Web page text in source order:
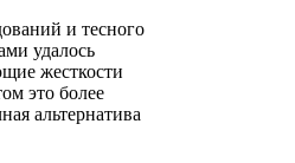
и тесного
удалось
жесткости
это более
альтернатива